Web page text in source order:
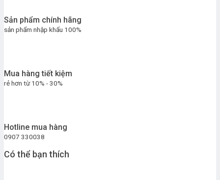
Sản phẩm chính hãng
sản phẩm nhập khẩu 100%
Mua hàng tiết kiệm
rẻ hơn từ 10% - 30%
Hotline mua hàng
0907 330038
Có thể bạn thích